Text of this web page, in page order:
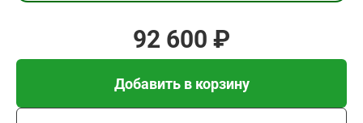
92 600 ₽
Добавить в корзину
В кредит от 3 087 руб/